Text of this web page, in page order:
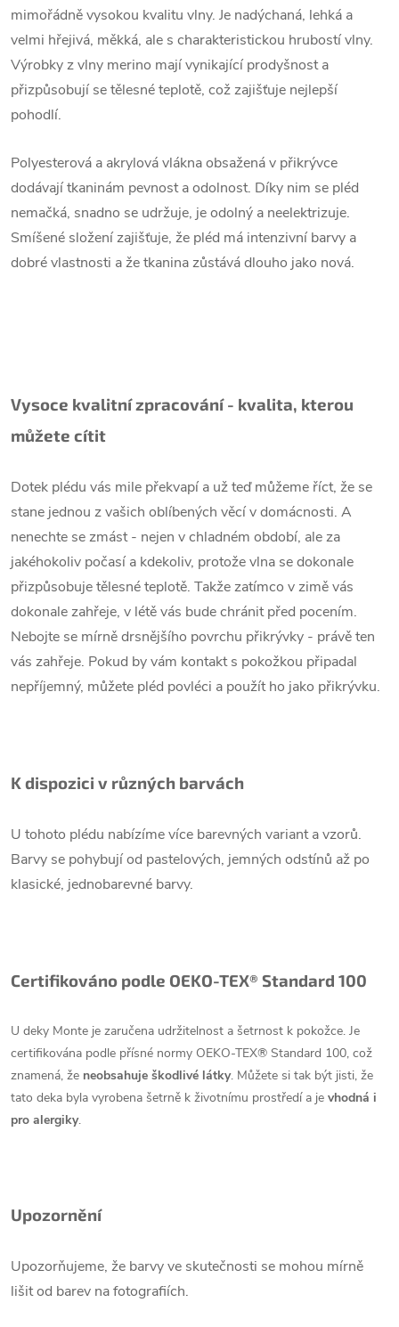
mimořádně vysokou kvalitu vlny. Je nadýchaná, lehká a
velmi hřejivá, měkká, ale s charakteristickou hrubostí vlny.
Výrobky z vlny merino mají vynikající prodyšnost a
přizpůsobují se tělesné teplotě, což zajišťuje nejlepší
pohodlí.
Polyesterová a akrylová vlákna obsažená v přikrývce
dodávají tkaninám pevnost a odolnost. Díky nim se pléd
nemačká, snadno se udržuje, je odolný a neelektrizuje.
Smíšené složení zajišťuje, že pléd má intenzivní barvy a
dobré vlastnosti a že tkanina zůstává dlouho jako nová.
Vysoce kvalitní zpracování - kvalita, kterou
můžete cítit
Dotek plédu vás mile překvapí a už teď můžeme říct, že se
stane jednou z vašich oblíbených věcí v domácnosti. A
nenechte se zmást - nejen v chladném období, ale za
jakéhokoliv počasí a kdekoliv, protože vlna se dokonale
přizpůsobuje tělesné teplotě. Takže zatímco v zimě vás
dokonale zahřeje, v létě vás bude chránit před pocením.
Nebojte se mírně drsnějšího povrchu přikrývky - právě ten
vás zahřeje. Pokud by vám kontakt s pokožkou připadal
nepříjemný, můžete pléd povléci a použít ho jako přikrývku.
K dispozici v různých barvách
U tohoto plédu nabízíme více barevných variant a vzorů.
Barvy se pohybují od pastelových, jemných odstínů až po
klasické, jednobarevné barvy.
Certifikováno podle OEKO-TEX® Standard 100
U deky Monte je zaručena udržitelnost a šetrnost k pokožce. Je
certifikována podle přísné normy OEKO-TEX® Standard 100, což
znamená, že neobsahuje škodlivé látky. Můžete si tak být jisti, že
tato deka byla vyrobena šetrně k životnímu prostředí a je vhodná i
pro alergiky.
Upozornění
Upozorňujeme, že barvy ve skutečnosti se mohou mírně
lišit od barev na fotografiích.